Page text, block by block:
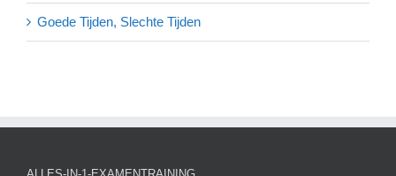
Goede Tijden, Slechte Tijden